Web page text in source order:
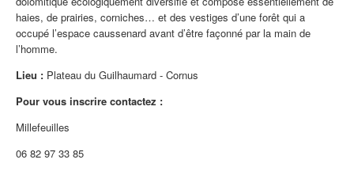
haies, de prairies, corniches… et des vestiges d’une forêt qui a
occupé l’espace caussenard avant d’être façonné par la main de
l’homme.
Lieu : Plateau du Guilhaumard - Cornus
Pour vous inscrire contactez :
Millefeuilles
06 82 97 33 85